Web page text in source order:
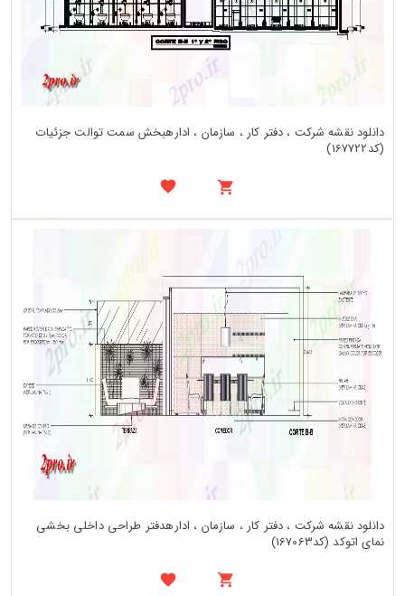
دانلود نقشه شرکت ، دفتر کار ، سازمان ، ادارهبخش سمت توالت جزئیات
(کد167722)
دانلود نقشه شرکت ، دفتر کار ، سازمان ، ادارهدفتر طراحی داخلی بخشی
نمای اتوکد (کد167063)